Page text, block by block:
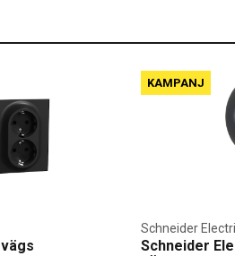
KAMPANJ
Schneider
Schneider